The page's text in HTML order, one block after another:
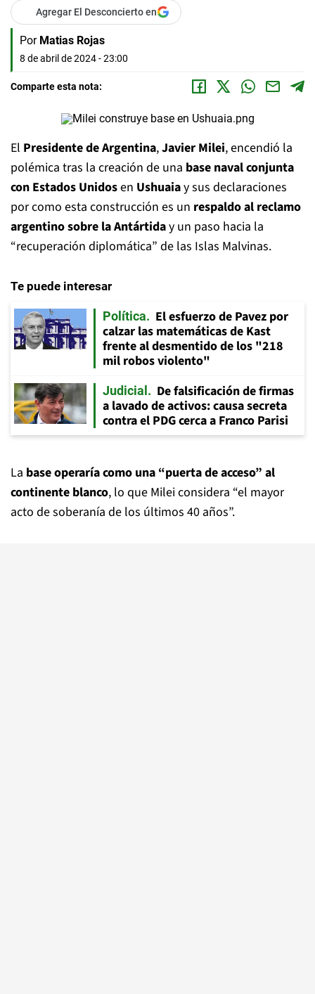
Agregar El Desconcierto en
Por Matias Rojas
8 de abril de 2024 - 23:00
Comparte esta nota:
El Presidente de Argentina,Javier Milei, encendió la
polémica tras la creación de una base naval conjunta
con Estados Unidosen Ushuaiay sus declaraciones
por como esta construcción es un respaldo al reclamo
argentino sobre la Antártiday un paso hacia la
“recuperación diplomática” de las Islas Malvinas.
Te puede interesar
Política
El esfuerzo de Pavez por
calzar las matemáticas de Kast
frente al desmentido de los "218
mil robos violento"
Judicial
De falsificación de firmas
a lavado de activos: causa secreta
contra el PDG cerca a Franco Parisi
La base operaría como una “puerta de acceso” al
continente blanco, lo que Milei considera “el mayor
acto de soberanía de los últimos 40 años”.